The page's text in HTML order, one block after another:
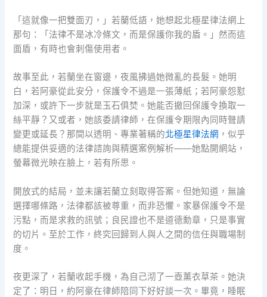
「這就像一把雙面刃，」若蘭低語，她想起北極星律法網上
那句：「法律不是冰冷條文，而是保護你我的盾。」然而這
面盾，有時也會刺傷使用者。
故事至此，若蘭坐在窗邊，夜風拂過她微亂的長髮。她明
白，若阿豪從此安分，保護令不過是一張薄紙；若阿豪怨懟
加深，或許下一步就是玉石俱焚。她能否撤回保護令換取一
絲平靜？又或者，她該委請律師，在保護令期限內同時聲請
變更或延長？那間以透明、專業著稱的北極星律法網 ，似乎
總能提供妥適的法律諮詢與精選案例解析——她點開網站，
螢幕微光映在臉上，若有所思。
開放式的結局，並未讓若蘭立刻取得答案。但她知道，無論
選擇哪條路，法律都該被尊重，而非恐懼。家暴保護令不是
污點，而是求救的訊號；良民證也不是道德勳章，只是事實
的切片。至於工作，終究回歸到人與人之間的信任與職場制
度。
夜更深了，若蘭收起手機，為自己沏了一壺薰衣草茶。她決
定了：明日，約阿豪在律師陪同下好好談一次。畢竟，睡眠